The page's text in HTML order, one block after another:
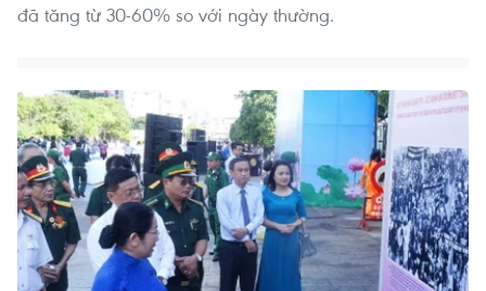
đã tăng từ 30-60% so với ngày thường.